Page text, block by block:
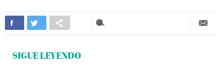
SIGUE LEYENDO